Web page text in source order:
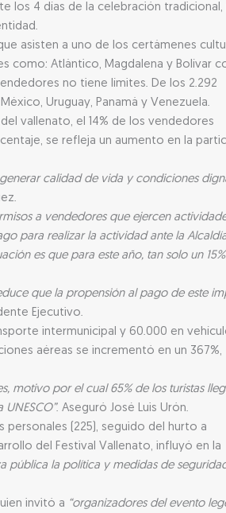
los 4 días de la celebración
asisten a uno de los certámenes
como: Atlántico, Magdalena y Bolívar
no tiene límites. De los 2.292
Uruguay, Panamá y Venezuela.
vallenato, el 14% de los vendedores
se refleja un aumento en la
calidad de vida y condiciones
a vendedores que ejercen
para realizar la actividad ante la
es que para este año, tan solo un 15%
que la propensión al pago de este
Ejecutivo.
intermunicipal y 60.000 en
aéreas se incrementó en un 367%,
motivo por el cual 65% de los turistas
. Aseguró José Luis Urón.
(225), seguido del hurto a
del Festival Vallenato, influyó en la
pública la política y medidas de
invitó a “organizadores del evento